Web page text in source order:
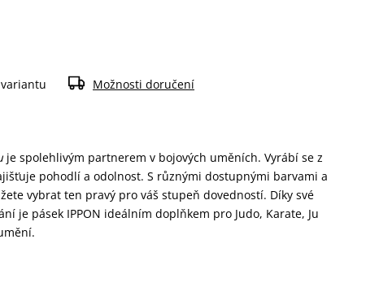
je spolehlivým partnerem v bojových uměních. Vyrábí se z
pohodlí a odolnost. S různými dostupnými barvami a
vybrat ten pravý pro váš stupeň dovedností. Díky své
je pásek IPPON ideálním doplňkem pro Judo, Karate, Ju
Možnosti doručení